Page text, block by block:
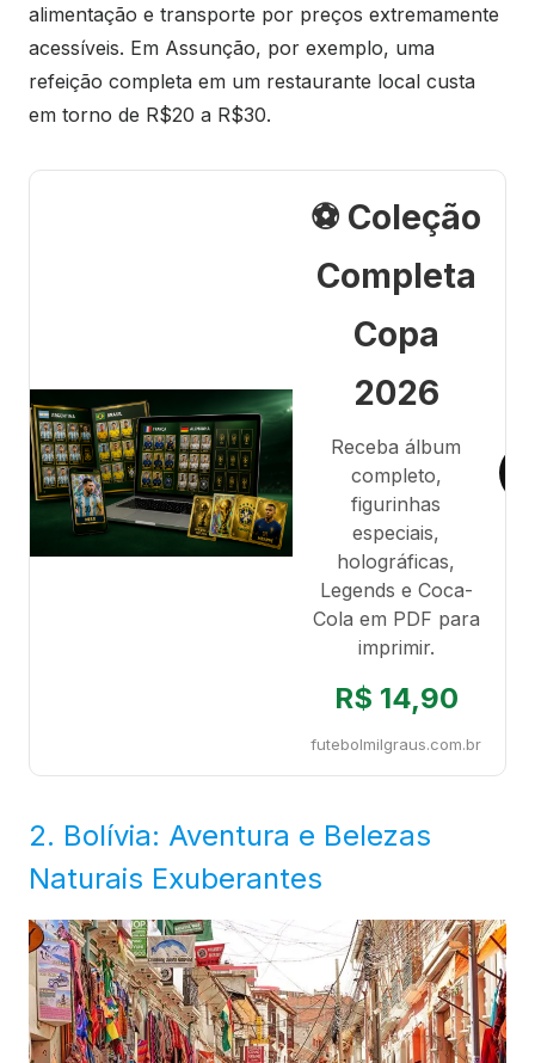
alimentação e transporte por preços extremamente
acessíveis. Em Assunção, por exemplo, uma
refeição completa em um restaurante local custa
em torno de R$20 a R$30.
⚽ Coleção
Completa
Copa
2026
Receba álbum
completo,
figurinhas
especiais,
holográficas,
Legends e Coca-
Cola em PDF para
imprimir.
R$ 14,90
futebolmilgraus.com.br
2. Bolívia: Aventura e Belezas
Naturais Exuberantes